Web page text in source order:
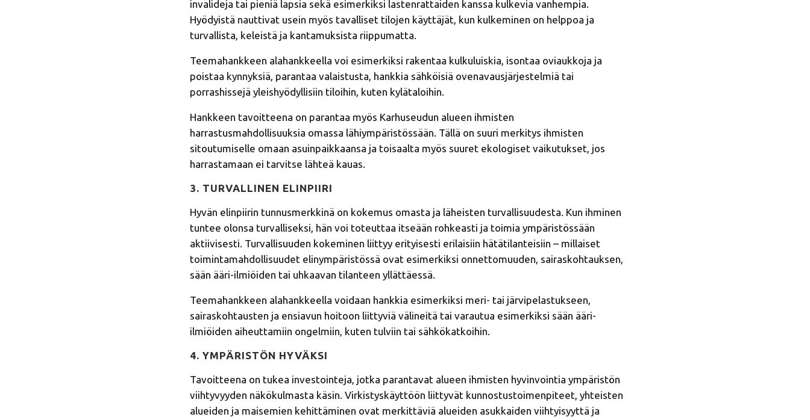
invalideja tai pieniä lapsia sekä esimerkiksi lastenrattaiden kanssa kulkevia vanhempia.
Hyödyistä nauttivat usein myös tavalliset tilojen käyttäjät, kun kulkeminen on helppoa ja
turvallista, keleistä ja kantamuksista riippumatta.
Teemahankkeen alahankkeella voi esimerkiksi rakentaa kulkuluiskia, isontaa oviaukkoja ja
poistaa kynnyksiä, parantaa valaistusta, hankkia sähköisiä ovenavausjärjestelmiä tai
porrashissejä yleishyödyllisiin tiloihin, kuten kylätaloihin.
Hankkeen tavoitteena on parantaa myös Karhuseudun alueen ihmisten
harrastusmahdollisuuksia omassa lähiympäristössään. Tällä on suuri merkitys ihmisten
sitoutumiselle omaan asuinpaikkaansa ja toisaalta myös suuret ekologiset vaikutukset, jos
harrastamaan ei tarvitse lähteä kauas.
3. TURVALLINEN ELINPIIRI
Hyvän elinpiirin tunnusmerkkinä on kokemus omasta ja läheisten turvallisuudesta. Kun ihminen
tuntee olonsa turvalliseksi, hän voi toteuttaa itseään rohkeasti ja toimia ympäristössään
aktiivisesti. Turvallisuuden kokeminen liittyy erityisesti erilaisiin hätätilanteisiin – millaiset
toimintamahdollisuudet elinympäristössä ovat esimerkiksi onnettomuuden, sairaskohtauksen,
sään ääri-ilmiöiden tai uhkaavan tilanteen yllättäessä.
Teemahankkeen alahankkeella voidaan hankkia esimerkiksi meri- tai järvipelastukseen,
sairaskohtausten ja ensiavun hoitoon liittyviä välineitä tai varautua esimerkiksi sään ääri-
ilmiöiden aiheuttamiin ongelmiin, kuten tulviin tai sähkökatkoihin.
4. YMPÄRISTÖN HYVÄKSI
Tavoitteena on tukea investointeja, jotka parantavat alueen ihmisten hyvinvointia ympäristön
viihtyvyyden näkökulmasta käsin. Virkistyskäyttöön liittyvät kunnostustoimenpiteet, yhteisten
alueiden ja maisemien kehittäminen ovat merkittäviä alueiden asukkaiden viihtyisyyttä ja